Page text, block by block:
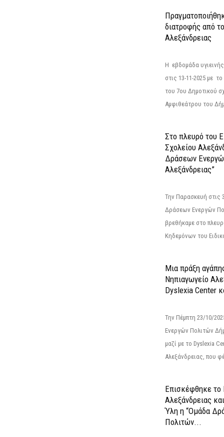
διατροφής από
Αλεξάνδρειας
Η εβδομάδα
στις 13-11-2025 με
του 7ου Δημοτικού
Αμφιθεάτρου του
Στο πλευρό του
Σχολείου
Δράσεων
Αλεξάνδρειας”
Την Παρασκευή
Δράσεων Ενεργών
βρεθήκαμε στο
Κηδεμόνων του
Μια πράξη
Νηπιαγωγείο
Dyslexia Center
Την Πέμπτη 23/10/
Ενεργών Πολιτών
μαζί με το Dyslexia
Αλεξάνδρειας, που
Επισκέφθηκε το
Αλεξάνδρειας
Ύλη η “Ομάδα
Πολιτών...